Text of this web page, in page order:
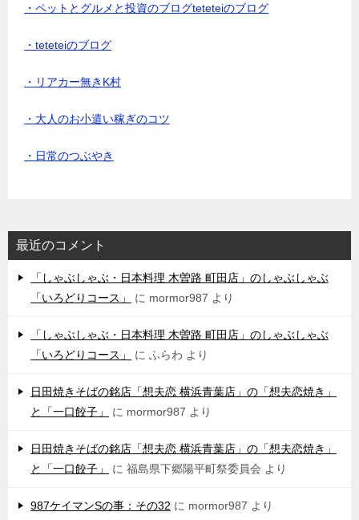
・ペットとグルメと投資のブログteteteiのブログ
・teteteiのブログ
・リアカー無きK村
・大人のお小遣い稼ぎのコツ
・日常のつぶやき
最近のコメント
「しゃぶしゃぶ・日本料理 木曽路 町田店」のしゃぶしゃぶ
「いろどりコース」
に mormor987 より
「しゃぶしゃぶ・日本料理 木曽路 町田店」のしゃぶしゃぶ
「いろどりコース」
に ふらわ より
日田焼きそばの銘店「想夫恋 横浜青葉店」の「想夫恋焼き」
と「一口餃子」
に mormor987 より
日田焼きそばの銘店「想夫恋 横浜青葉店」の「想夫恋焼き」
と「一口餃子」
に 福島県下郷陽平町祭委員会 より
987ケイマンSの事：その32 に mormor987 より